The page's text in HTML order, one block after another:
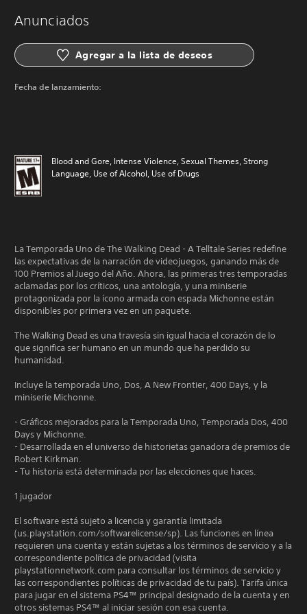
Anunciados
Agregar a la lista de deseos
Fecha de lanzamiento:
Blood and Gore, Intense Violence, Sexual Themes, Strong
Language, Use of Alcohol, Use of Drugs
La Temporada Uno de The Walking Dead - A Telltale Series redefine
las expectativas de la narración de videojuegos, ganando más de
100 Premios al Juego del Año. Ahora, las primeras tres temporadas
aclamadas por los críticos, una antología, y una miniserie
protagonizada por la ícono armada con espada Michonne están
disponibles por primera vez en un paquete.
The Walking Dead es una travesía sin igual hacia el corazón de lo
que significa ser humano en un mundo que ha perdido su
humanidad.
Incluye la temporada Uno, Dos, A New Frontier, 400 Days, y la
miniserie Michonne.
- Gráficos mejorados para la Temporada Uno, Temporada Dos, 400
Days y Michonne.
- Desarrollada en el universo de historietas ganadora de premios de
Robert Kirkman.
- Tu historia está determinada por las elecciones que haces.
1 jugador
El software está sujeto a licencia y garantía limitada
(us.playstation.com/softwarelicense/sp). Las funciones en línea
requieren una cuenta y están sujetas a los términos de servicio y a la
correspondiente política de privacidad (visita
playstationnetwork.com para consultar los términos de servicio y
las correspondientes políticas de privacidad de tu país). Tarifa única
para jugar en el sistema PS4™ principal designado de la cuenta y en
otros sistemas PS4™ al iniciar sesión con esa cuenta.